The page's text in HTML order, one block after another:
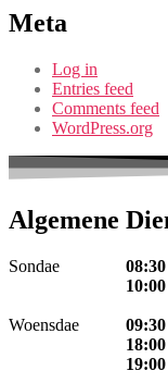
Meta
Log in
Entries feed
Comments feed
WordPress.org
Algemene
Sondae
Woensdae
08:30
10:00
09:30
18:00
19:00